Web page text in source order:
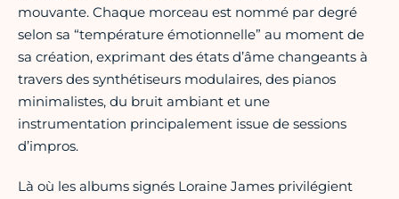
mouvante. Chaque morceau est nommé par degré
selon sa “température émotionnelle” au moment de
sa création, exprimant des états d’âme changeants à
travers des synthétiseurs modulaires, des pianos
minimalistes, du bruit ambiant et une
instrumentation principalement issue de sessions
d’impros.
Là où les albums signés Loraine James privilégient